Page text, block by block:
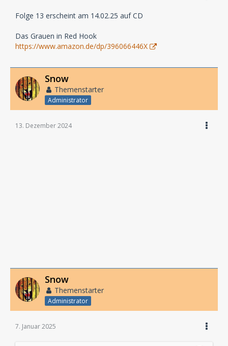
Folge 13 erscheint am 14.02.25 auf CD
Das Grauen in Red Hook
https://www.amazon.de/dp/396066446X
Snow
Themenstarter
Administrator
13. Dezember 2024
Snow
Themenstarter
Administrator
7. Januar 2025